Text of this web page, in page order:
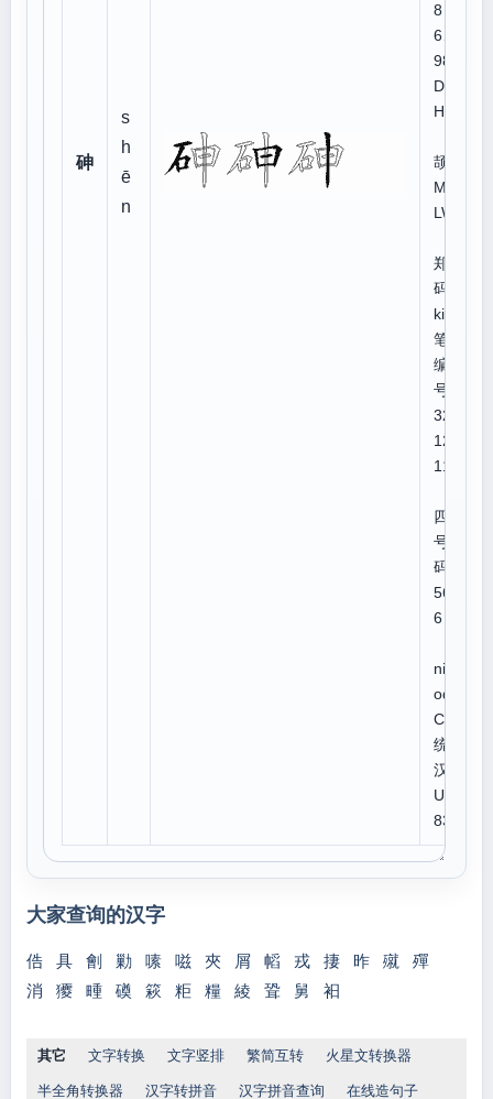
砷
s
h
ē
n
8
6、
98:
DJH
H
颉:
MR
LWL
郑
码:g
kic
笔顺
编
号:1
325
125
112
四角
号
码:1
560
6
niC
ode:
CJK
统一
汉字
U 7
837
大家查询的汉字
俈 具 劊 勦 嗉 嗞 夾 屑 幍 戎 捿 昨 殧
殫
消
獿 畽 磸 篍 粔 糧 綾 聓 舅 衵
其它 文字转换 文字竖排 繁简互转 火星文转换器
半全角转换器 汉字转拼音 汉字拼音查询 在线造句子